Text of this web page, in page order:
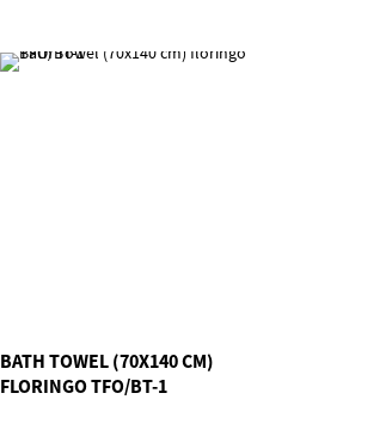
BATH TOWEL (70X140 CM)
FLORINGO TFO/BT-1